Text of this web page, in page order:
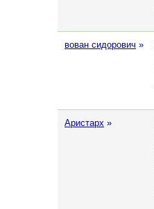
вован сидорович »
Аристарх »